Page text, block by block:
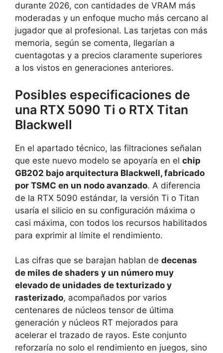
durante 2026, con cantidades de VRAM más
moderadas y un enfoque mucho más cercano al
jugador que al profesional. Las tarjetas con más
memoria, según se comenta, llegarían a
cuentagotas y a precios claramente superiores
a los vistos en generaciones anteriores.
Posibles especificaciones de
una RTX 5090 Ti o RTX Titan
Blackwell
En el apartado técnico, las filtraciones señalan
que este nuevo modelo se apoyaría en el chip
GB202 bajo arquitectura Blackwell, fabricado
por TSMC en un nodo avanzado. A diferencia
de la RTX 5090 estándar, la versión Ti o Titan
usaría el silicio en su configuración máxima o
casi máxima, con todos los recursos habilitados
para exprimir al límite el rendimiento.
Las cifras que se barajan hablan de decenas
de miles de shaders y un número muy
elevado de unidades de texturizado y
rasterizado, acompañados por varios
centenares de núcleos tensor de última
generación y núcleos RT mejorados para
acelerar el trazado de rayos. Este conjunto
reforzaría no solo el rendimiento en juegos, sino